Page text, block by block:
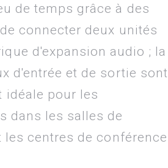
de temps grâce à des
connecter deux unités
d'expansion audio ; la
d'entrée et de sortie sont
idéale pour les
dans les salles de
centres de